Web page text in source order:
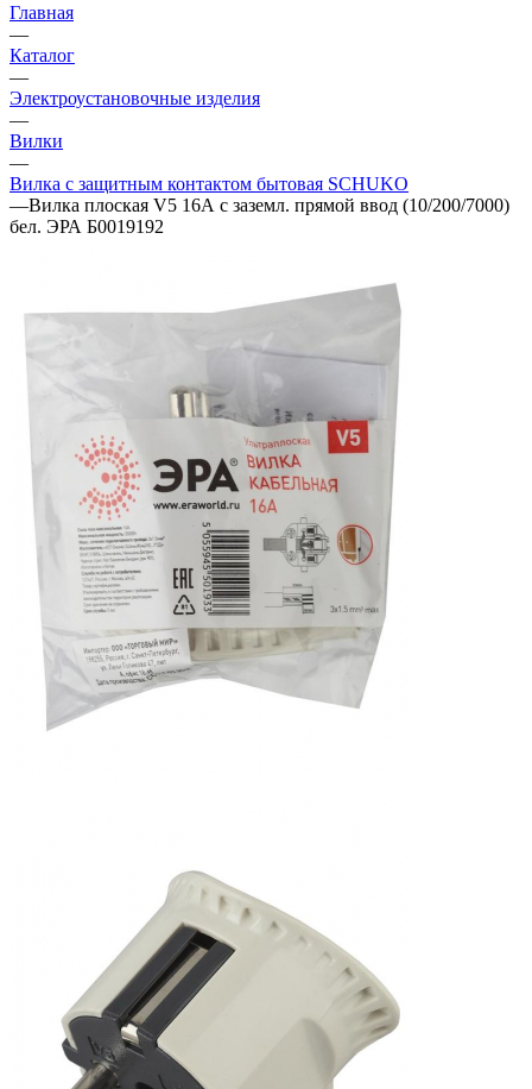
Главная
—
Каталог
—
Электроустановочные изделия
—
Вилки
—
Вилка с защитным контактом бытовая SCHUKO
—Вилка плоская V5 16А с заземл. прямой ввод (10/200/7000)
бел. ЭРА Б0019192